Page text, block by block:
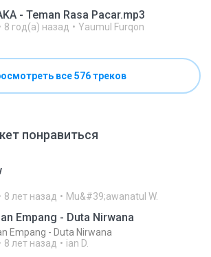
- Teman Rasa Pacar.mp3
8 год(а) назад Yaumul Furqon
все 576 треков
понравиться
8 лет назад Mu&#39;awanatul W.
Empang - Duta Nirwana
Empang - Duta Nirwana
8 лет назад ian D.